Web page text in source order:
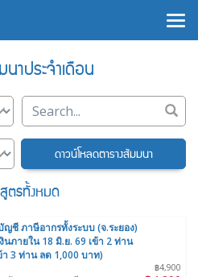
าประจำเดือน
ดาวน์โหลดตารางสัมมนา
ตรทั้งหมด
ชี ภาษีอากรทั้งระบบ (จ.ระยอง)
นภายใน 18 มิ.ย. 69 เข้า 2 ท่าน
3 ท่าน ลด 1,000 บาท)
฿4,900
×